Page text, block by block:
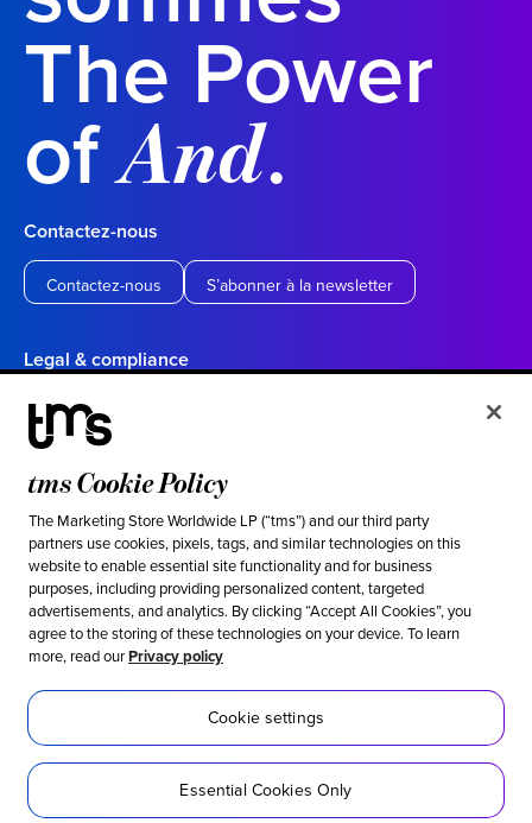
The Power
ofAnd.
Contactez-nous
Contactez-nous S’abonner à la newsletter
Legal & compliance
Politique de confidentialité
Conditions d’utilisation
Vos choix en matière de confidentialité en Californie
Cookie settings
Ethical & social responsibility
Notre position contre l’esclavage moderne
Politique d’inclusion
Développement durable
Accessibilité
Réseaux sociaux
tms Cookie Policy
The Marketing Store Worldwide LP (“tms”) and our third party
partners use cookies, pixels, tags, and similar technologies on this
website to enable essential site functionality and for business
purposes, including providing personalized content, targeted
advertisements, and analytics. By clicking “Accept All Cookies”, you
agree to the storing of these technologies on your device. To learn
more, read ourPrivacy policy
Cookie settings
Essential Cookies Only